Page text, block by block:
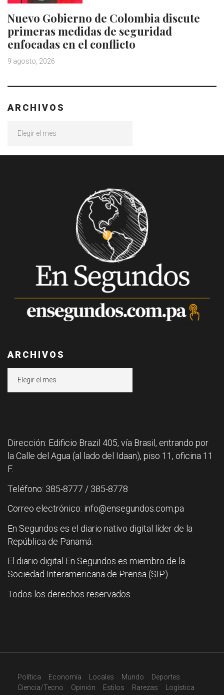
Nuevo Gobierno de Colombia discute
primeras medidas de seguridad
enfocadas en el conflicto
9 agosto, 2026
ARCHIVOS
ARCHIVOS
Dirección: Edificio Brazil 405, vía Brasil, entrando por
la Calle del Agua (al lado del Idaan), piso 11, oficina 11
F.
Teléfono: 385-8777 / 385-8778
Correo electrónico: info@ensegundos.com.pa
En Segundos es el diario nativo digital líder de la
República de Panamá.
El diario digital En Segundos es miembro de la
Sociedad Interamericana de Prensa (SIP).
Todos los derechos reservados.
Política Economía Locales Mundo
Deportes
Ciencia/Tecno
Opinión Estilos Rarezas Logística